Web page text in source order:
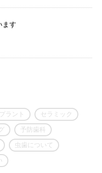
ます
ラント セラミック
予防歯科
虫歯について